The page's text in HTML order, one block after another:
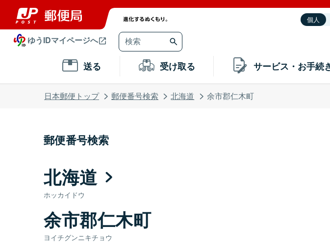
個人
ゆうIDマイページへ
送る 受け取る サービス・お手続
日本郵便トップ 郵便番号検索 北海道 余市郡仁木町
郵便番号検索
北海道
ホッカイドウ
余市郡仁木町
ヨイチグンニキチョウ